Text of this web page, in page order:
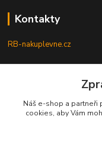
Kontakty
RB-nakuplevne.cz
+420 222722421
info@rb-
Náš e-shop a partneři
cookies, aby Vám